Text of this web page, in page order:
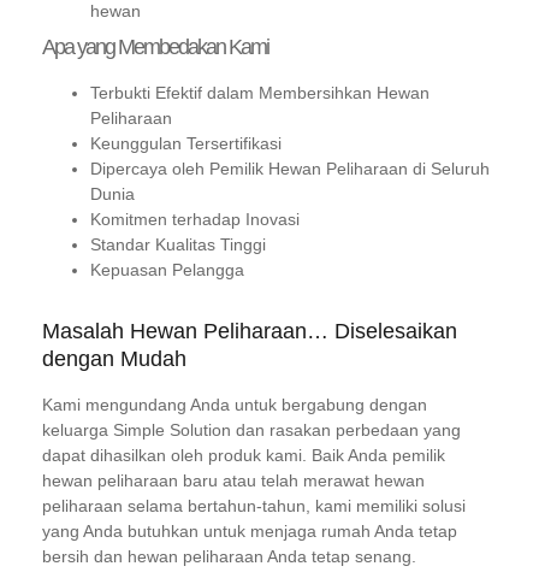
hewan
Apa yang Membedakan Kami
Terbukti Efektif dalam Membersihkan Hewan
Peliharaan
Keunggulan Tersertifikasi
Dipercaya oleh Pemilik Hewan Peliharaan di Seluruh
Dunia
Komitmen terhadap Inovasi
Standar Kualitas Tinggi
Kepuasan Pelangga
Masalah Hewan Peliharaan… Diselesaikan
dengan Mudah
Kami mengundang Anda untuk bergabung dengan
keluarga Simple Solution dan rasakan perbedaan yang
dapat dihasilkan oleh produk kami. Baik Anda pemilik
hewan peliharaan baru atau telah merawat hewan
peliharaan selama bertahun-tahun, kami memiliki solusi
yang Anda butuhkan untuk menjaga rumah Anda tetap
bersih dan hewan peliharaan Anda tetap senang.